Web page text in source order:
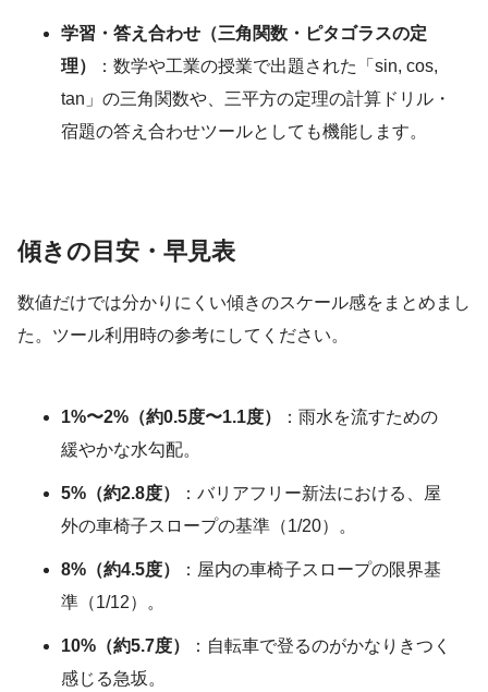
学習・答え合わせ（三角関数・ピタゴラスの定
理）
：数学や工業の授業で出題された「sin, cos,
tan」の三角関数や、三平方の定理の計算ドリル・
宿題の答え合わせツールとしても機能します。
傾きの目安・早見表
数値だけでは分かりにくい傾きのスケール感をまとめまし
た。ツール利用時の参考にしてください。
1%〜2%（約0.5度〜1.1度）
：雨水を流すための
緩やかな水勾配。
5%（約2.8度）
：バリアフリー新法における、屋
外の車椅子スロープの基準（1/20）。
8%（約4.5度）
：屋内の車椅子スロープの限界基
準（1/12）。
10%（約5.7度）
：自転車で登るのがかなりきつく
感じる急坂。